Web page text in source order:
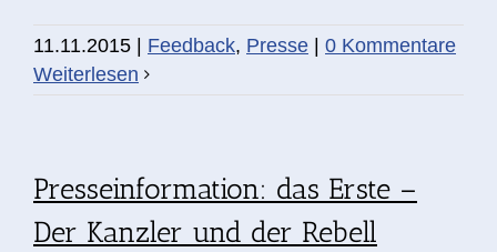
11.11.2015 Feedback, Presse
0 Kommentare
Weiterlesen
Presseinformation: das Erste –
Der Kanzler und der Rebell